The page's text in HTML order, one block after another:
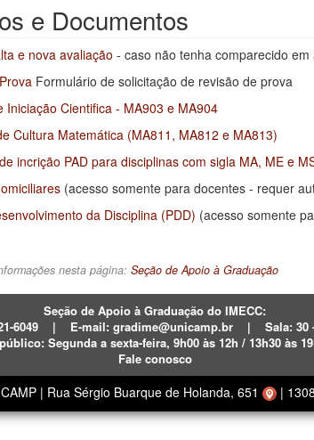
e Documentos
e nova avaliação - caso não tenha comparecido
Formulário de solicitação de revisão de prova
Iniciação Cientifica - MA903 e MA904
Cultura Matemática (MA811, MA812 e MA813)
incrição PAD para disciplinas com sigla MA, ME e
(acesso somente para docentes - requer
da Disciplina (PDD) (acesso somente
nesta página: Seção de Apoio à Graduação
Seção de Apoio à Graduação do IMECC:
6049 | E-mail: gradime@unicamp.br |
Sala: 30
Segunda a sexta-feira, 9h00 às 12h / 13h30 às
Fale conosco
| Rua Sérgio Buarque de Holanda, 651 |